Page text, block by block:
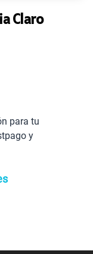
Claro
Comunícate con